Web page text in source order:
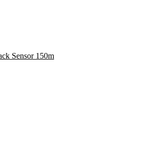
Sensor 150m